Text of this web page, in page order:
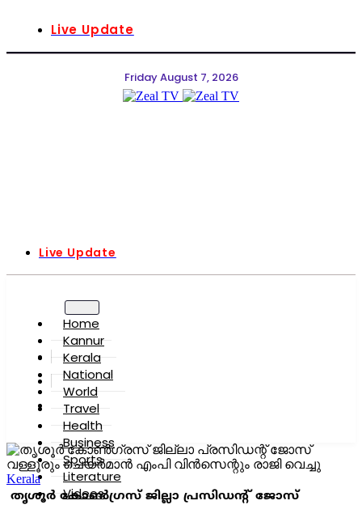
Live Update
Friday August 7, 2026
Live Update
Home
Kannur
Kerala
National
World
Travel
Health
Business
Sports
Literature
Videos
Kerala
തൃശൂര്‍ കോണ്‍ഗ്രസ് ജില്ലാ പ്രസിഡന്റ് ജോസ്